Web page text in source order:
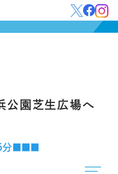
公園芝生広場へ
分■■■